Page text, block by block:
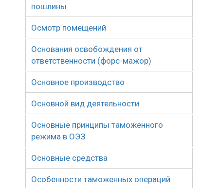
пошлины
Осмотр помещений
Основания освобождения от
ответственности (форс-мажор)
Основное производство
Основной вид деятельности
Основные принципы таможенного
режима в ОЭЗ
Основные средства
Особенности таможенных операций